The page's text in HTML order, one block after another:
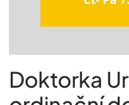
Doktorka